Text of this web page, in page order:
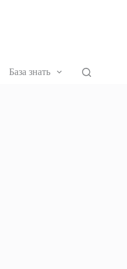
База знать